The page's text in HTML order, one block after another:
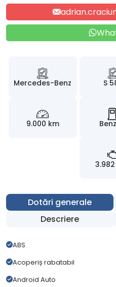
Mercedes-Benz S
9.000 km
Dotări generale
Descriere
ABS
Acoperiș rabatabil
Android Auto